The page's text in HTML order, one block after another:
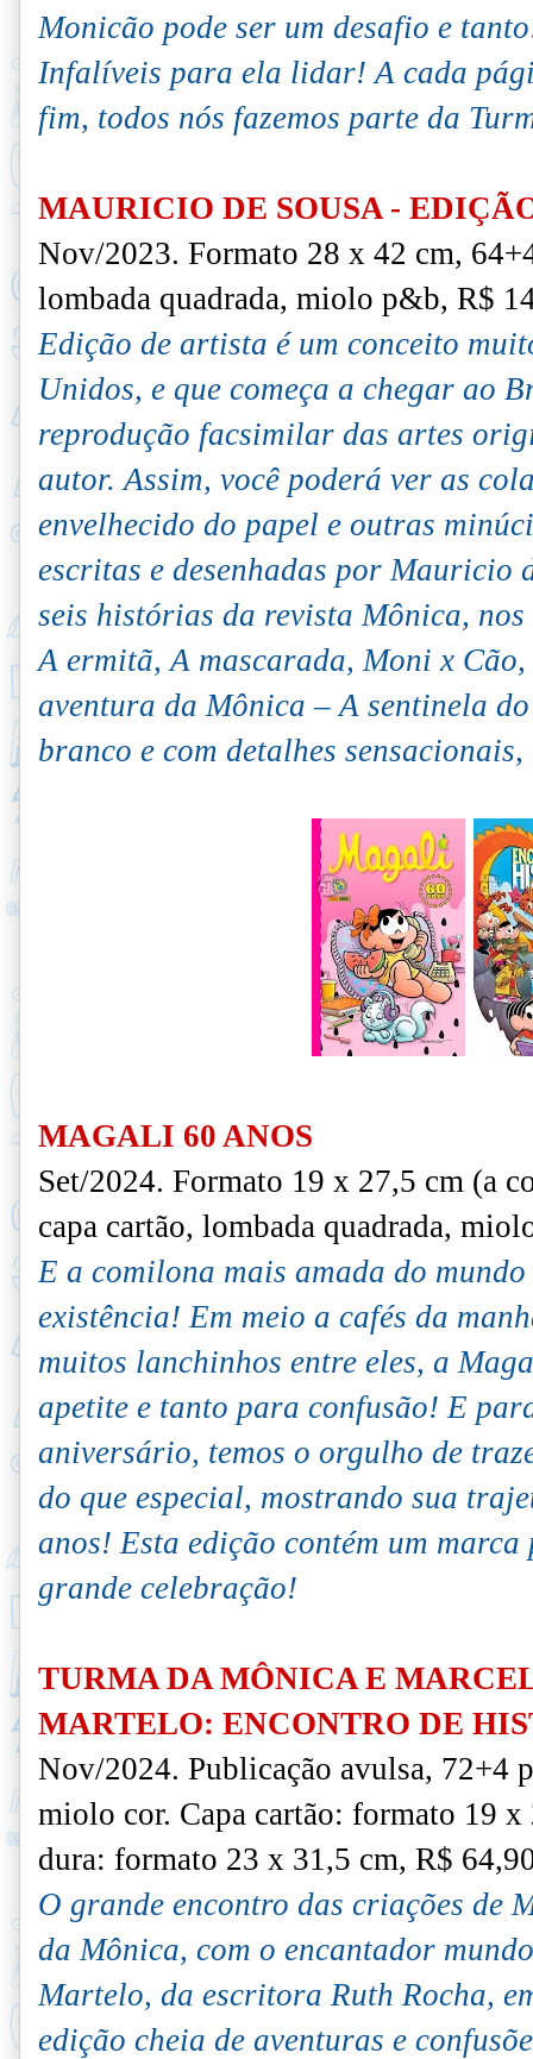
Monicão pode ser um desafio e
Infalíveis para ela lidar! A cada
fim, todos nós fazemos parte da
MAURICIO DE SOUSA -
Nov/2023. Formato 28 x 42 cm,
lombada quadrada, miolo p&b, R$
Edição de artista é um conceito
Unidos, e que começa a chegar ao
reprodução facsimilar das artes
autor. Assim, você poderá ver as
envelhecido do papel e outras
escritas e desenhadas por Mauricio
seis histórias da revista Mônica,
A ermitã, A mascarada, Moni x
aventura da Mônica – A sentinela
branco e com detalhes
MAGALI 60 ANOS
Set/2024. Formato 19 x 27,5 cm (a
capa cartão, lombada quadrada,
E a comilona mais amada do mundo
existência! Em meio a cafés da
muitos lanchinhos entre eles, a
apetite e tanto para confusão! E
aniversário, temos o orgulho de
do que especial, mostrando sua
anos! Esta edição contém um
grande celebração!
TURMA DA MÔNICA E
MARTELO: ENCONTRO DE
Nov/2024. Publicação avulsa, 72+4
miolo cor. Capa cartão: formato 19
dura: formato 23 x 31,5 cm, R$
O grande encontro das criações de
da Mônica, com o encantador
Martelo, da escritora Ruth Rocha,
edição cheia de aventuras e